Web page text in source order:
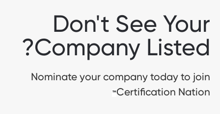
Don't See Your
Company Listed?
Nominate your company today to join
Certification Nation
™